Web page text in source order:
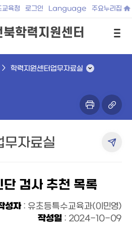
교육청 로그인 Language 주요누리집
북학력지원센터
학력지원센터업무자료실
무자료실
검사 추천 목록
성자: 유초등특수교육과(이민영)
작성일 : 2024-10-09